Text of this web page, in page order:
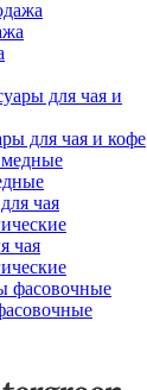
для чая и кофе
чая